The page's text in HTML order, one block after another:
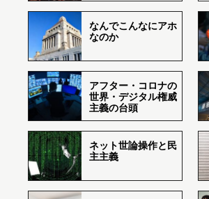
なんでこんなにアホ
なのか
アフター・コロナの
世界・デジタル権威
主義の台頭
ネット世論操作と民
主主義